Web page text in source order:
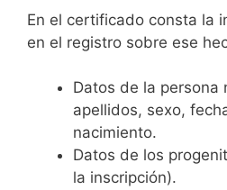
En el certificado consta la
en el registro sobre ese
Datos de la persona
apellidos, sexo,
nacimiento.
Datos de los
la inscripción).